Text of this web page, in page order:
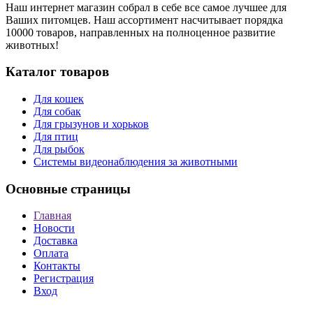
Наш интернет магазин собрал в себе все самое лучшее для
Ваших питомцев. Наш ассортимент насчитывает порядка
10000 товаров, направленных на полноценное развитие
животных!
Каталог товаров
Для кошек
Для собак
Для грызунов и хорьков
Для птиц
Для рыбок
Cистемы видеонаблюдения за животными
Основные страницы
Главная
Новости
Доставка
Оплата
Контакты
Регистрация
Вход